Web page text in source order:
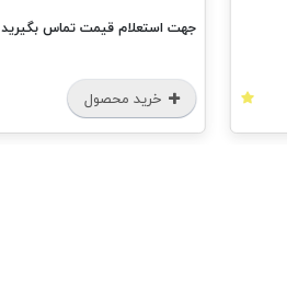
جهت استعلام قیمت تماس بگیرید
خرید محصول